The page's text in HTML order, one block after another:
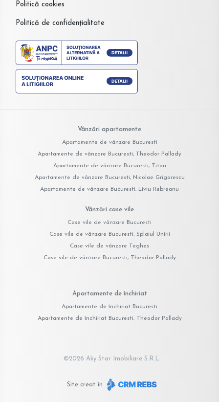
Politică cookies
Politică de confidențialitate
Vânzări apartamente
Apartamente de vânzare Bucuresti
Apartamente de vânzare Bucuresti, Theodor Pallady
Apartamente de vânzare Bucuresti, Titan
Apartamente de vânzare Bucuresti, Nicolae Grigorescu
Apartamente de vânzare Bucuresti, Liviu Rebreanu
Vânzări case vile
Case vile de vânzare Bucuresti
Case vile de vânzare Bucuresti, Splaiul Unirii
Case vile de vânzare Teghes
Case vile de vânzare Bucuresti, Theodor Pallady
Apartamente de închiriat
Apartamente de închiriat Bucuresti
Apartamente de închiriat Bucuresti, Theodor Pallady
©2026 Aky Star Imobiliare S.R.L.
Site creat în